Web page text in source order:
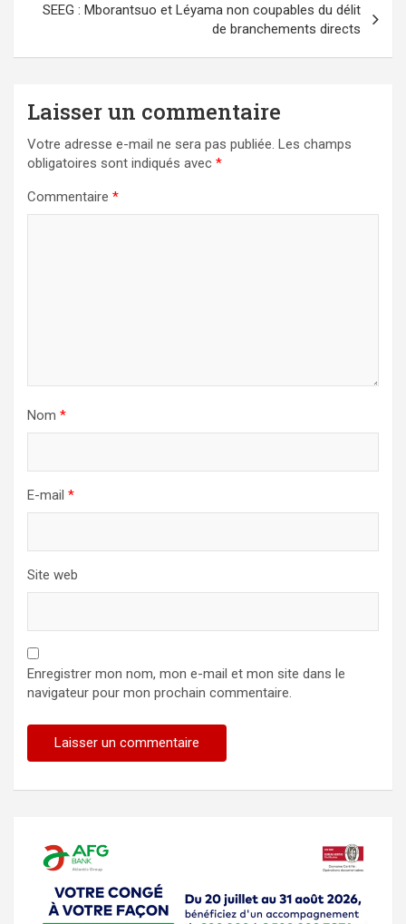
SEEG : Mborantsuo et Léyama non coupables du délit
de branchements directs
Laisser un commentaire
Votre adresse e-mail ne sera pas publiée. Les champs
obligatoires sont indiqués avec *
Commentaire *
Nom *
E-mail *
Site web
Enregistrer mon nom, mon e-mail et mon site dans le
navigateur pour mon prochain commentaire.